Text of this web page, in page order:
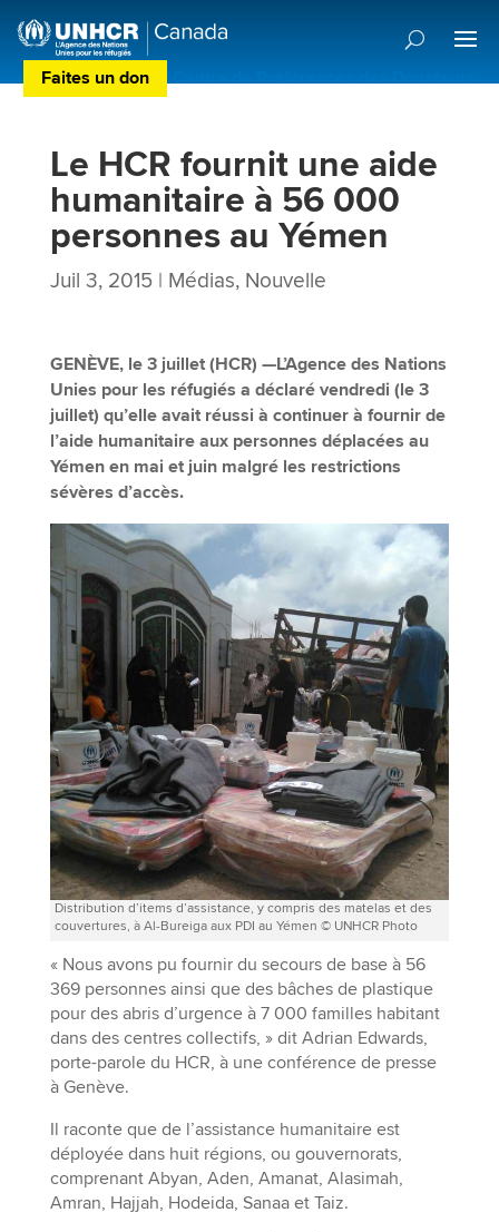
Faites un don Centre de Préférences des Donateurs
Le HCR fournit une aide
humanitaire à 56 000
personnes au Yémen
Juil 3, 2015| Médias, Nouvelle
GENÈVE, le 3 juillet (HCR) —L’Agence des Nations
Unies pour les réfugiés a déclaré vendredi (le 3
juillet) qu’elle avait réussi à continuer à fournir de
l’aide humanitaire aux personnes déplacées au
Yémen en mai et juin malgré les restrictions
sévères d’accès.
Distribution d’items d’assistance, y compris des matelas et des
couvertures, à Al-Bureiga aux PDI au Yémen © UNHCR Photo
« Nous avons pu fournir du secours de base à 56
369 personnes ainsi que des bâches de plastique
pour des abris d’urgence à 7 000 familles habitant
dans des centres collectifs, » dit Adrian Edwards,
porte-parole du HCR, à une conférence de presse
à Genève.
Il raconte que de l’assistance humanitaire est
déployée dans huit régions, ou gouvernorats,
comprenant Abyan, Aden, Amanat, Alasimah,
Amran, Hajjah, Hodeida, Sanaa et Taiz.